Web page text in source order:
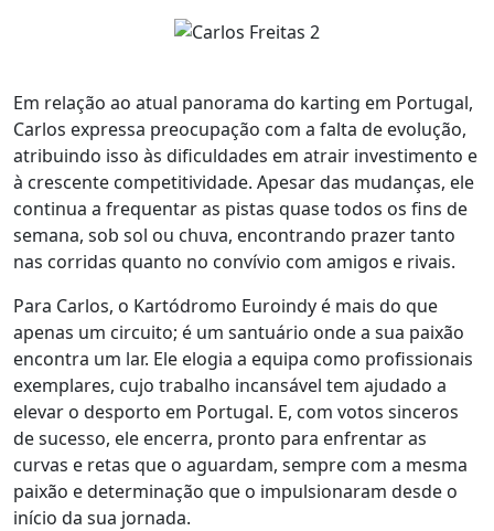
Em relação ao atual panorama do karting em Portugal,
Carlos expressa preocupação com a falta de evolução,
atribuindo isso às dificuldades em atrair investimento e
à crescente competitividade. Apesar das mudanças, ele
continua a frequentar as pistas quase todos os fins de
semana, sob sol ou chuva, encontrando prazer tanto
nas corridas quanto no convívio com amigos e rivais.
Para Carlos, o Kartódromo Euroindy é mais do que
apenas um circuito; é um santuário onde a sua paixão
encontra um lar. Ele elogia a equipa como profissionais
exemplares, cujo trabalho incansável tem ajudado a
elevar o desporto em Portugal. E, com votos sinceros
de sucesso, ele encerra, pronto para enfrentar as
curvas e retas que o aguardam, sempre com a mesma
paixão e determinação que o impulsionaram desde o
início da sua jornada.